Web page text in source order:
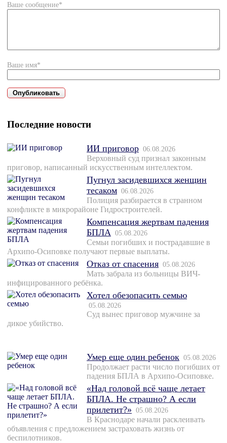
Ваше сообщение*
Ваше имя*
Последние новости
ИИ приговор 06.08.2026
Верховный суд признал законным
приговор, написанный искусственным интеллектом.
Пугнул засидевшихся женщин
тесаком 06.08.2026
Полиция разбирается в странном
конфликте в микрорайоне Гидростроителей.
Компенсация жертвам падения
БПЛА 05.08.2026
Семьи погибших и пострадавшие в
Архипо-Осиповке получают первые выплаты.
Отказ от спасения 05.08.2026
Мать забрала из больницы ВИЧ-
инфицированного ребёнка.
Хотел обезопасить семью
05.08.2026
Суд вынес приговор мужчине за
дикое убийство.
Умер еще один ребенок 05.08.2026
Продолжает расти число погибших от
падения БПЛА в Архипо-Осиповке.
«Над головой всё чаще летает
БПЛА. Не страшно? А если
прилетит?» 05.08.2026
В Краснодаре начали расклеивать
объявления с предложением застраховать жизнь от
беспилотников.